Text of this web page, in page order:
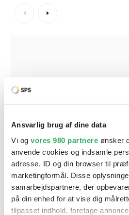
Ansvarlig brug af dine data
Vi og vores 980 partnere ønsker
anvende cookies og indsamle
adresse, ID og din browser til
marketingformål. Disse
samarbejdspartnere, der
på din enhed for at vise dig
tilpasset indhold, foretage